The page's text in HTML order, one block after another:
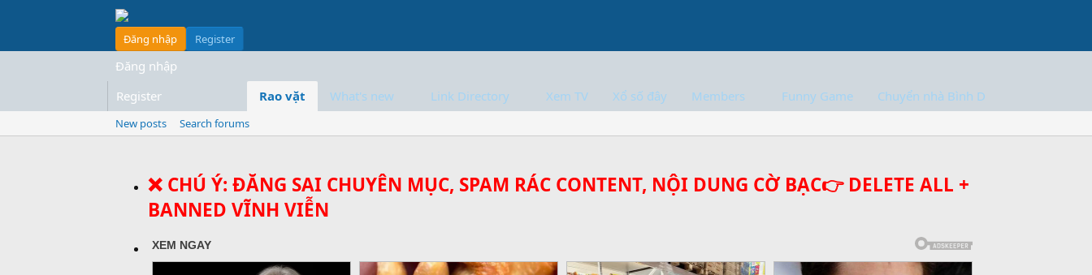
Đăng nhập Register
Đăng nhập
Register
Rao vặt What's new Link Directory Xem TV Xổ số đây Members Funny Game Chuyển nhà Bình Dương
New posts Search forums
❌ CHÚ Ý: ĐĂNG SAI CHUYÊN MỤC, SPAM RÁC CONTENT, NỘI DUNG CỜ BẠC👉 DELETE ALL +
BANNED VĨNH VIỄN